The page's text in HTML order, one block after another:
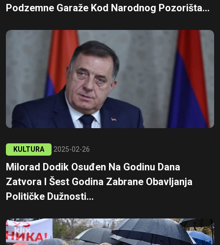
Podzemne Garaže Kod Narodnog Pozorišta...
KULTURA 2025-02-26
Milorad Dodik Osuđen Na Godinu Dana
Zatvora I Šest Godina Zabrane Obavljanja
Političke Dužnosti...